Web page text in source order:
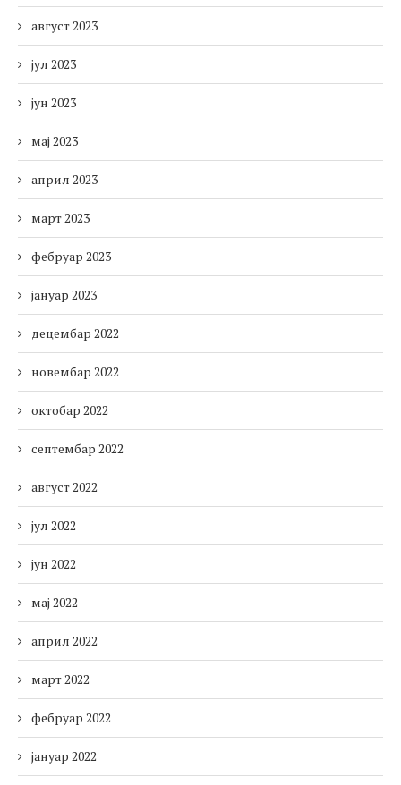
август 2023
јул 2023
јун 2023
мај 2023
април 2023
март 2023
фебруар 2023
јануар 2023
децембар 2022
новембар 2022
октобар 2022
септембар 2022
август 2022
јул 2022
јун 2022
мај 2022
април 2022
март 2022
фебруар 2022
јануар 2022